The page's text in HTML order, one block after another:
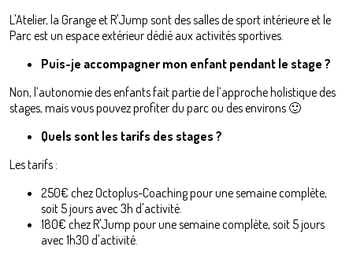
L'Atelier, la Grange et R'Jump sont des salles de sport intérieure et le
Parc est un espace extérieur dédié aux activités sportives.
Puis-je accompagner mon enfant pendant le stage ?
Non, l’autonomie des enfants fait partie de l’approche holistique des
stages, mais vous pouvez profiter du parc ou des environs 🙂
Quels sont les tarifs des stages ?
Les tarifs :
250€ chez Octoplus-Coaching pour une semaine complète,
soit 5 jours avec 3h d'activité.
180€ chez R'Jump pour une semaine complète, soit 5 jours
avec 1h30 d'activité.